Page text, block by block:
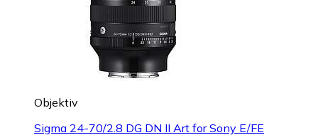
Objektiv
Sigma 24-70/2.8 DG DN II Art for Sony E/FE